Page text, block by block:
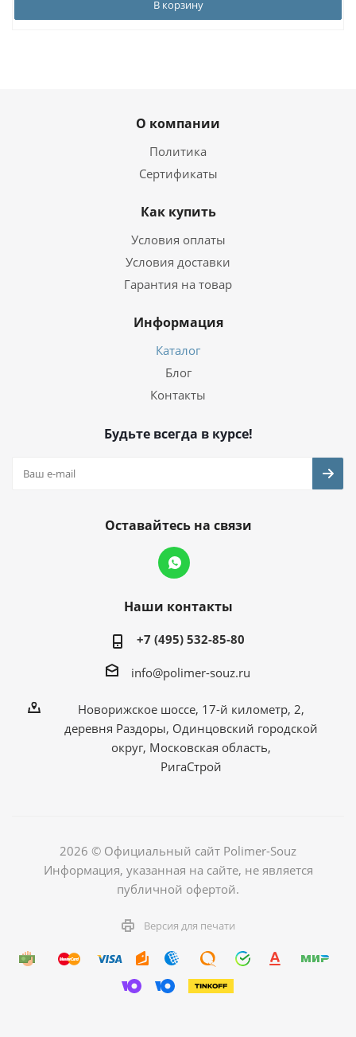
В корзину
О компании
Политика
Сертификаты
Как купить
Условия оплаты
Условия доставки
Гарантия на товар
Информация
Каталог
Блог
Контакты
Будьте всегда в курсе!
Оставайтесь на связи
Наши контакты
+7 (495) 532-85-80
info@polimer-souz.ru
Новорижское шоссе, 17-й километр, 2,
деревня Раздоры, Одинцовский городской
округ, Московская область,
РигаСтрой
2026 © Официальный сайт Polimer-Souz
Информация, указанная на сайте, не является
публичной офертой.
Версия для печати